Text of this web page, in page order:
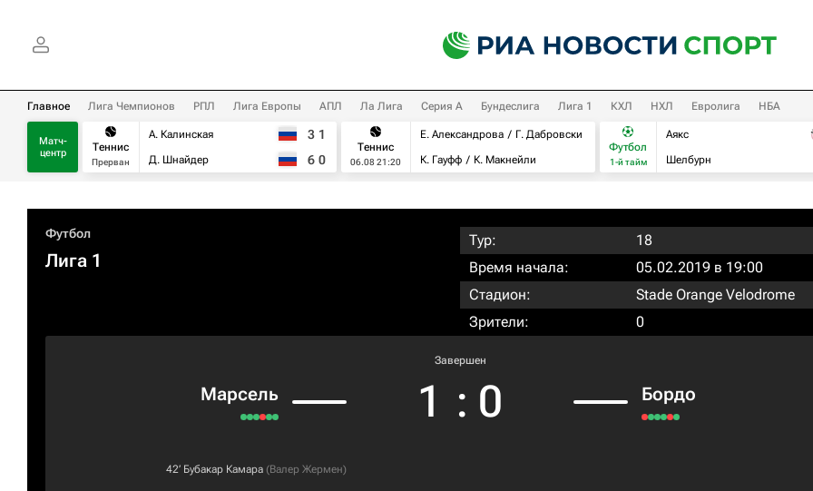
Главное Лига Чемпионов РПЛ Лига Европы АПЛ Ла Лига Серия А Бундеслига Лига 1 КХЛ НХЛ Евролига НБА
Матч-
центр
Теннис
Прерван
А. Калинская
Д. Шнайдер
3 1
6 0
Теннис
06.08 21:20
Е. Александрова
Г. Дабровски
К. Гауфф
К. Макнейли
Футбол
1-й тайм
Аякс
Шелбурн
Футбол
Лига 1
Тур:
18
Время начала:
05.02.2019 в 19:00
Стадион:
Stade Orange Velodrome
Зрители:
0
Марсель
Завершен
1 : 0 Бордо
42‎’‎ Бубакар Камара (Валер Жермен)